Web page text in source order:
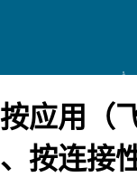
应用（
按连接